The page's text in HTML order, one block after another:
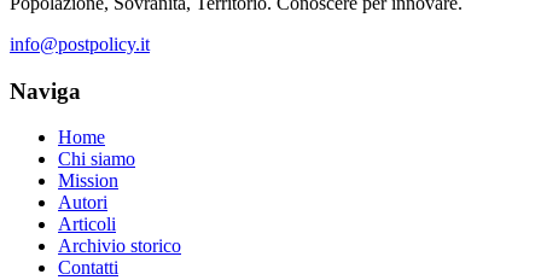
info@postpolicy.it
Naviga
Home
Chi siamo
Mission
Autori
Articoli
Archivio storico
Contatti